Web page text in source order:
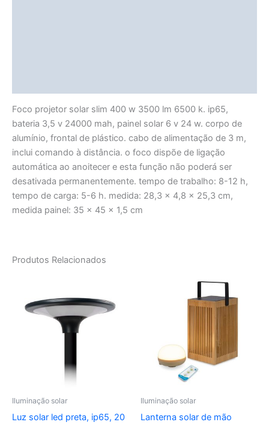
Foco projetor solar slim 400 w 3500 lm 6500 k. ip65,
bateria 3,5 v 24000 mah, painel solar 6 v 24 w. corpo de
alumínio, frontal de plástico. cabo de alimentação de 3 m,
inclui comando à distância. o foco dispõe de ligação
automática ao anoitecer e esta função não poderá ser
desativada permanentemente. tempo de trabalho: 8-12 h,
tempo de carga: 5-6 h. medida: 28,3 x 4,8 x 25,3 cm,
medida painel: 35 x 45 x 1,5 cm
Produtos Relacionados
Iluminação solar
Luz solar led preta, ip65, 20
Iluminação solar
Lanterna solar de mão